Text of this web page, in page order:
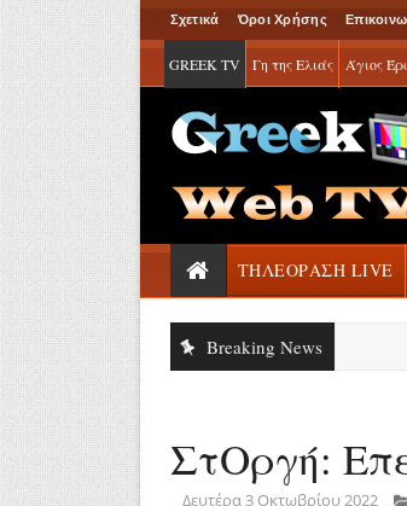
Σχετικά Όροι Χρήσης
GREEK TV Γη της Ελιάς Άγιος
ΤΗΛΕΟΡΑΣΗ LIVE
Breaking News
ΣτΟργή:
Δευτέρα 3 Οκτωβρίου 2022